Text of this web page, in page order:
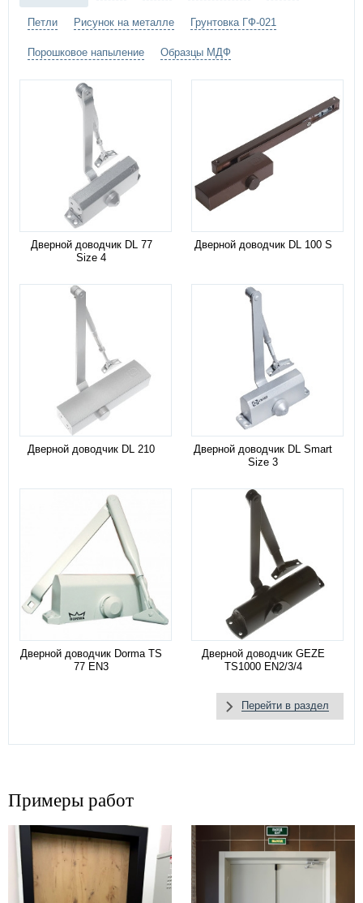
Отделка двери:
порошковое напыление –
Дополнительно:
Петли Рисунок на металле Грунтовка ГФ-021
Порошковое напыление Образцы МДФ
Дверной доводчик DL 77
Size 4
Дверной доводчик DL 100 S
Дверной доводчик DL 210
Дверной доводчик DL Smart
Size 3
Дверной доводчик Dorma TS
77 EN3
Дверной доводчик GEZE
TS1000 EN2/3/4
Перейти в раздел
Примеры работ